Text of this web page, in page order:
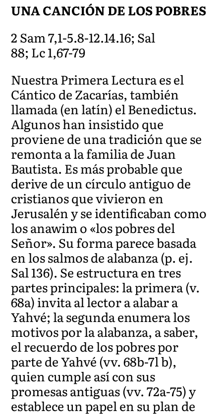
UNA CANCIÓN DE LOS POBRES
2 Sam 7,1-5.8-12.14.16; Sal
88; Lc 1,67-79
Nuestra Primera Lectura es el
Cántico de Zacarías, también
llamada (en latín) el Benedictus.
Algunos han insistido que
proviene de una tradición que se
remonta a la familia de Juan
Bautista. Es más probable que
derive de un círculo antiguo de
cristianos que vivieron en
Jerusalén y se identificaban como
los anawim o «los pobres del
Señor». Su forma parece basada
en los salmos de alabanza (p. ej.
Sal 136). Se estructura en tres
partes principales: la primera (v.
68a) invita al lector a alabar a
Yahvé; la segunda enumera los
motivos por la alabanza, a saber,
el recuerdo de los pobres por
parte de Yahvé (vv. 68b-7l b),
quien cumple así con sus
promesas antiguas (vv. 72a-75) y
establece un papel en su plan de